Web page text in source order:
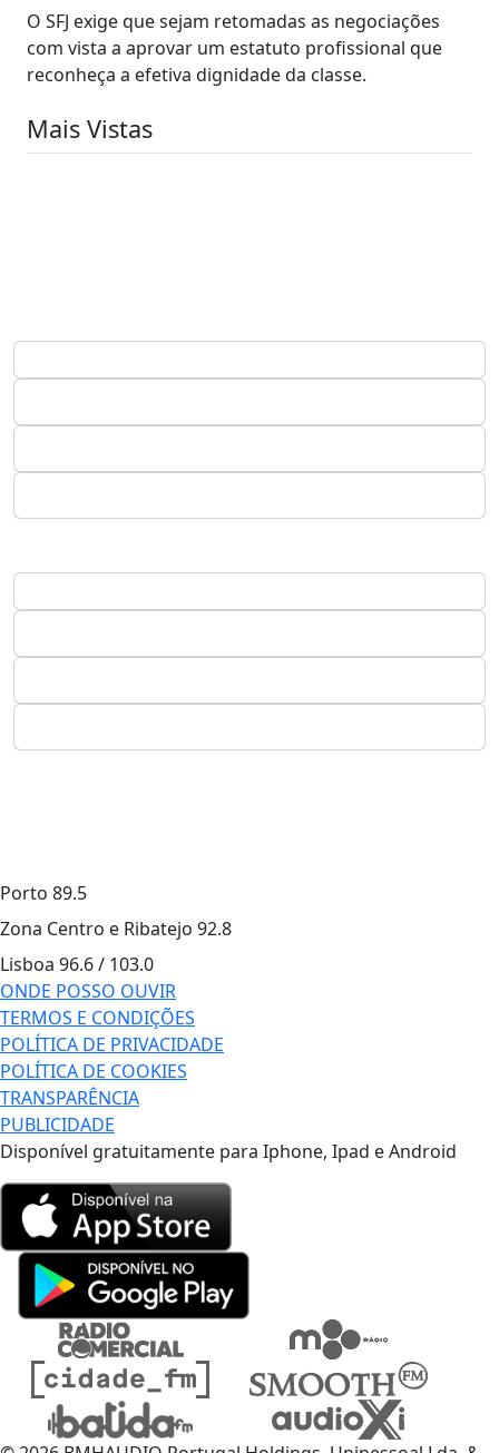
O SFJ exige que sejam retomadas as negociações
com vista a aprovar um estatuto profissional que
reconheça a efetiva dignidade da classe.
Mais Vistas
Porto 89.5
Zona Centro e Ribatejo 92.8
Lisboa 96.6 / 103.0
ONDE POSSO OUVIR
TERMOS E CONDIÇÕES
POLÍTICA DE PRIVACIDADE
POLÍTICA DE COOKIES
TRANSPARÊNCIA
PUBLICIDADE
Disponível gratuitamente para Iphone, Ipad e Android